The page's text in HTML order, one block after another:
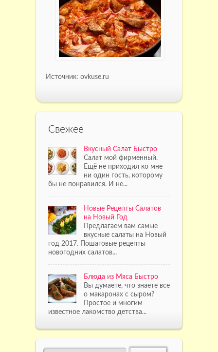
Источник: ovkuse.ru
Свежее
Вкусный Салат Быстро
Салат мой фирменный.
Ещё не приходил ко мне
ни один гость, которому
бы не понравился. И не...
Новые Рецепты Салатов
на Новый Год
Предлагаем вам самые
вкусные салаты на Новый
год 2017. Пошаговые рецепты
новогодних салатов...
Блюда из Мяса Быстро
Вы думаете, что знаете все
о макаронах с сыром?
Простое и многим
известное лакомство детства...